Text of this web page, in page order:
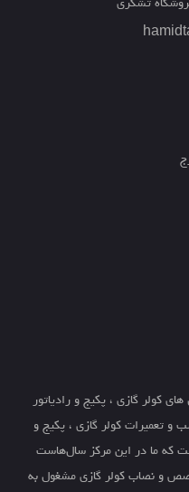
کولر گازی ، پکیج و رادیاتور
تعمیرات کولر گازی ، پکیج و
که ما در این مرکز سال‌هاست
و نصاب کولر گازی مشغول به